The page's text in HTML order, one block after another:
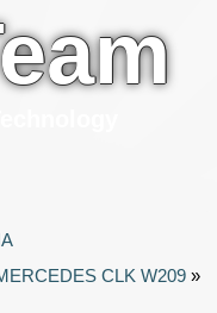
CLK W209»